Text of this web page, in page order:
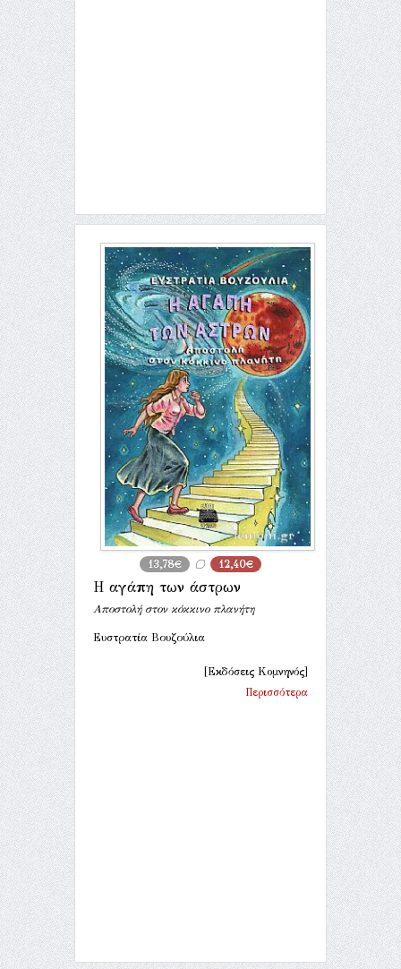
13,78€ 12,40€
Η αγάπη των άστρων
Aποστολή στον κόκκινο πλανήτη
Ευστρατία Βουζούλια
[Εκδόσεις Κομνηνός]
Περισσότερα